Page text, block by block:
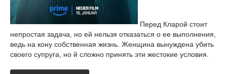
Перед Кларой стоит
непростая задача, но ей нельзя отказаться о ее выполнения,
ведь на кону собственная жизнь. Женщина вынуждена убить
своего супруга, но й сложно принять эти жестокие условия.